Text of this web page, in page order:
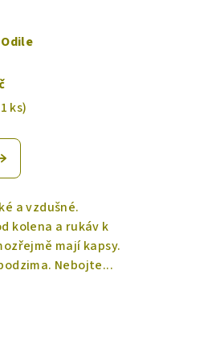
ks)
a vzdušné.
kolena a rukáv k
mají kapsy.
Nebojte...